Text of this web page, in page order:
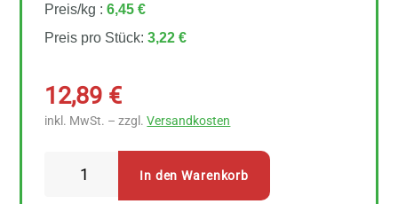
Preis/kg :6,45 €
Preis pro Stück:3,22 €
12,89 €
inkl. MwSt. – zzgl.Versandkosten
In den Warenkorb